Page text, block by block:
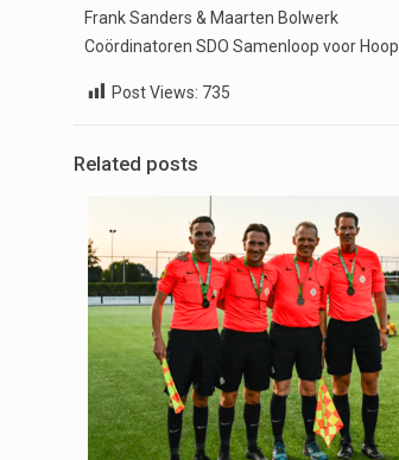
Frank Sanders & Maarten Bolwerk
Coördinatoren SDO Samenloop voor Hoop
Post Views: 735
Related posts